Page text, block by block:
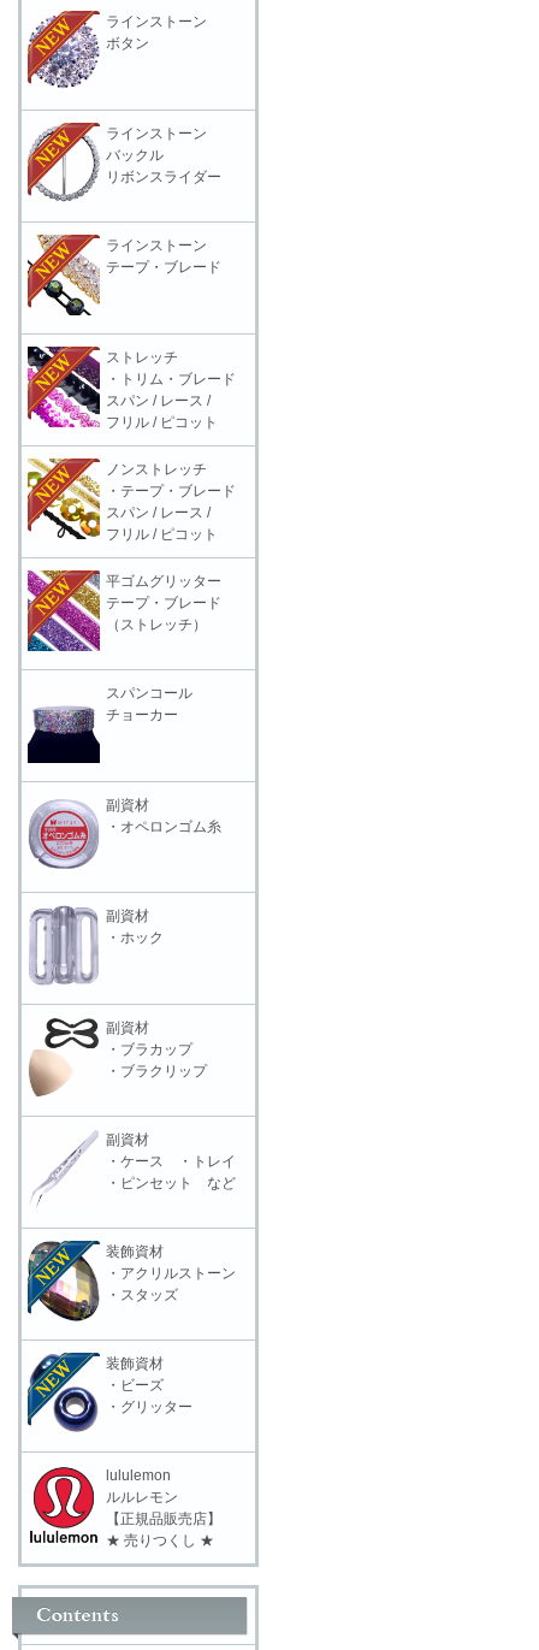
ラインストーン
ボタン
ラインストーン
バックル
リボンスライダー
ラインストーン
テープ・ブレード
ストレッチ
・トリム・ブレード
スパン / レース /
フリル / ピコット
ノンストレッチ
・テープ・ブレード
スパン / レース /
フリル / ピコット
平ゴムグリッター
テープ・ブレード
（ストレッチ）
スパンコール
チョーカー
副資材
・オペロンゴム糸
副資材
・ホック
副資材
・ブラカップ
・ブラクリップ
副資材
・ケース ・トレイ
・ピンセット など
装飾資材
・アクリルストーン
・スタッズ
装飾資材
・ビーズ
・グリッター
lululemon
ルルレモン
【正規品販売店】
★ 売りつくし ★